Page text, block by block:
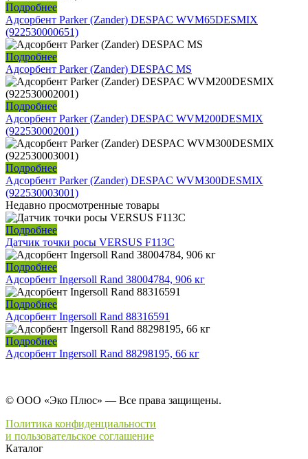
Подробнее
Адсорбент Parker (Zander) DESPAC WVM65DESMIX
(922530000651)
Подробнее
Адсорбент Parker (Zander) DESPAC MS
Подробнее
Адсорбент Parker (Zander) DESPAC WVM200DESMIX
(922530002001)
Подробнее
Адсорбент Parker (Zander) DESPAC WVM300DESMIX
(922530003001)
Недавно просмотренные товары
Подробнее
Датчик точки росы VERSUS F113C
Подробнее
Адсорбент Ingersoll Rand 38004784, 906 кг
Подробнее
Адсорбент Ingersoll Rand 88316591
Подробнее
Адсорбент Ingersoll Rand 88298195, 66 кг
© ООО «Эко Плюс» — Все права защищены.
Политика конфиденциальности
и пользовательское соглашение
Каталог